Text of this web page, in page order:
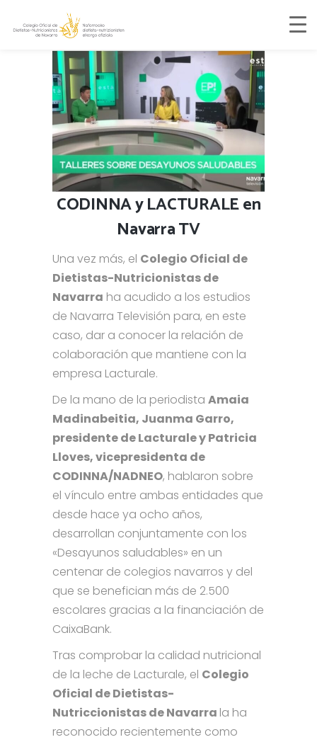
CODINNA y LACTURALE en
Navarra TV
Una vez más, el Colegio Oficial de
Dietistas-Nutricionistas de
Navarra ha acudido a los estudios
de Navarra Televisión para, en este
caso, dar a conocer la relación de
colaboración que mantiene con la
empresa Lacturale.
De la mano de la periodista Amaia
Madinabeitia, Juanma Garro,
presidente de Lacturale y Patricia
Lloves, vicepresidenta de
CODINNA/NADNEO, hablaron sobre
el vínculo entre ambas entidades que
desde hace ya ocho años,
desarrollan conjuntamente con los
«Desayunos saludables» en un
centenar de colegios navarros y del
que se benefician más de 2.500
escolares gracias a la financiación de
CaixaBank.
Tras comprobar la calidad nutricional
de la leche de Lacturale, el Colegio
Oficial de Dietistas-
Nutriccionistas de Navarra la ha
reconocido recientemente como